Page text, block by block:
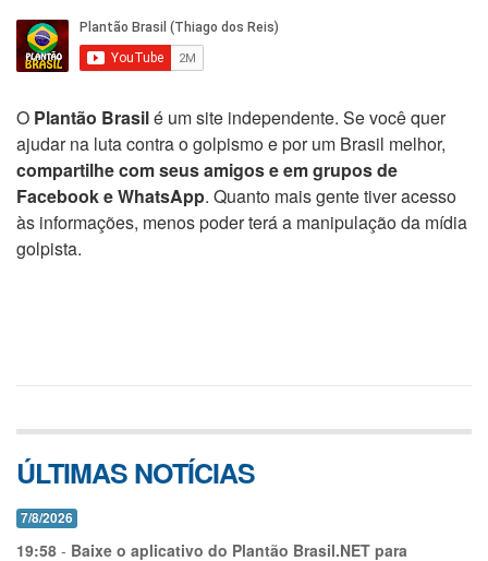
O Plantão Brasilé um site independente. Se você quer
ajudar na luta contra o golpismo e por um Brasil melhor,
compartilhe com seus amigos e em grupos de
Facebook e WhatsApp. Quanto mais gente tiver acesso
às informações, menos poder terá a manipulação da mídia
golpista.
ÚLTIMAS NOTÍCIAS
7/8/2026
19:58 - Baixe o aplicativo do Plantão Brasil.NET para